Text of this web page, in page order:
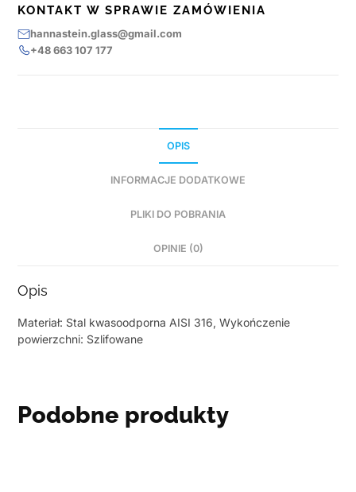
KONTAKT W SPRAWIE ZAMÓWIENIA
hannastein.glass@gmail.com
+48 663 107 177
OPIS
INFORMACJE DODATKOWE
PLIKI DO POBRANIA
OPINIE (0)
Opis
Materiał: Stal kwasoodporna AISI 316, Wykończenie
powierzchni: Szlifowane
Podobne produkty